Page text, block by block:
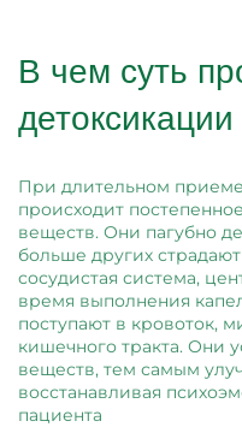
В чем суть
детоксикации
При длительном
происходит
веществ. Они пагубно
больше других
сосудистая система,
время выполнения
поступают в кровоток,
кишечного тракта. Они
веществ, тем самым
восстанавливая
пациента